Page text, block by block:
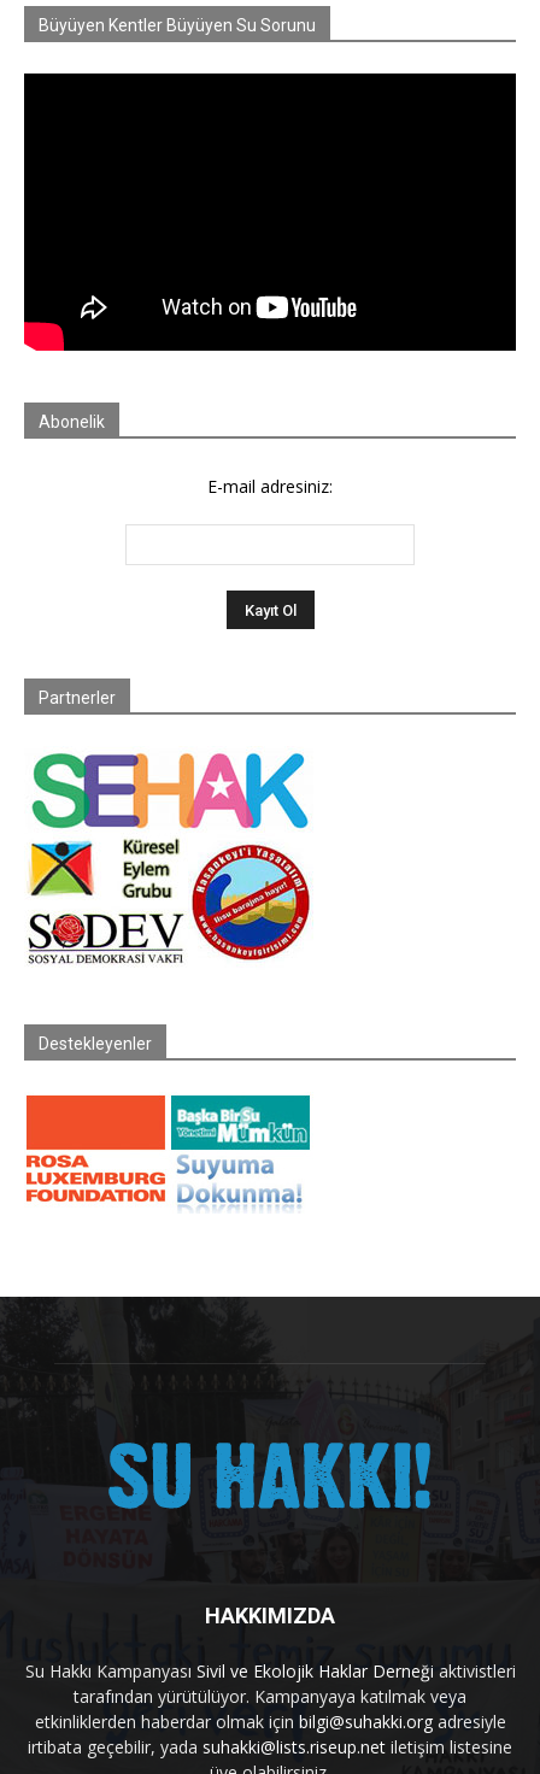
Büyüyen Kentler Büyüyen Su Sorunu
Abonelik
E-mail adresiniz:
Partnerler
Destekleyenler
HAKKIMIZDA
Su Hakkı Kampanyası Sivil ve Ekolojik Haklar Derneği aktivistleri
tarafından yürütülüyor. Kampanyaya katılmak veya
etkinliklerden haberdar olmak için bilgi@suhakki.orgadresiyle
irtibata geçebilir, yada suhakki@lists.riseup.net iletişim listesine